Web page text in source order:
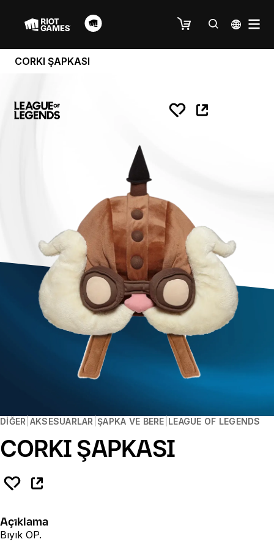
CORKI ŞAPKASI
DIĞER AKSESUARLAR ŞAPKA VE BERE LEAGUE OF LEGENDS
CORKI ŞAPKASI
Açıklama
Bıyık OP.